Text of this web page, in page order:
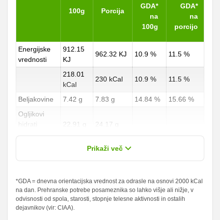
100g Porcija
GDA*
na
100g
GDA*
na
porcijo
Energijske
vrednosti
912.15
KJ
962.32 KJ 10.9 % 11.5 %
218.01
kCal
230 kCal 10.9 % 11.5 %
Beljakovine 7.42 g 7.83 g 14.84 %
15.66 %
Ogljikovi
hidrati
22.91 g 24.17 g
3.5 g
8.49 % 8.95 %
od teh
nasičene
maščobne
9.95 g
1.11 g
10.5 g 14.21 % 15 %
Prikaži več
*GDA = dnevna orientacijska vrednost za odrasle na osnovi 2000 kCal
na dan. Prehranske potrebe posameznika so lahko višje ali nižje, v
odvisnosti od spola, starosti, stopnje telesne aktivnosti in ostalih
dejavnikov (vir: CIAA).